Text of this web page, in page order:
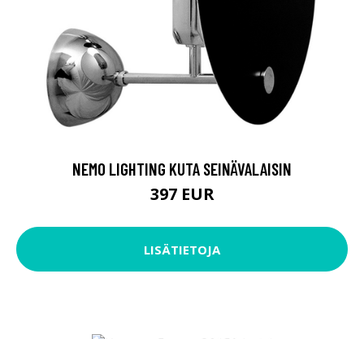
NEMO LIGHTING KUTA SEINÄVALAISIN
397 EUR
LISÄTIETOJA